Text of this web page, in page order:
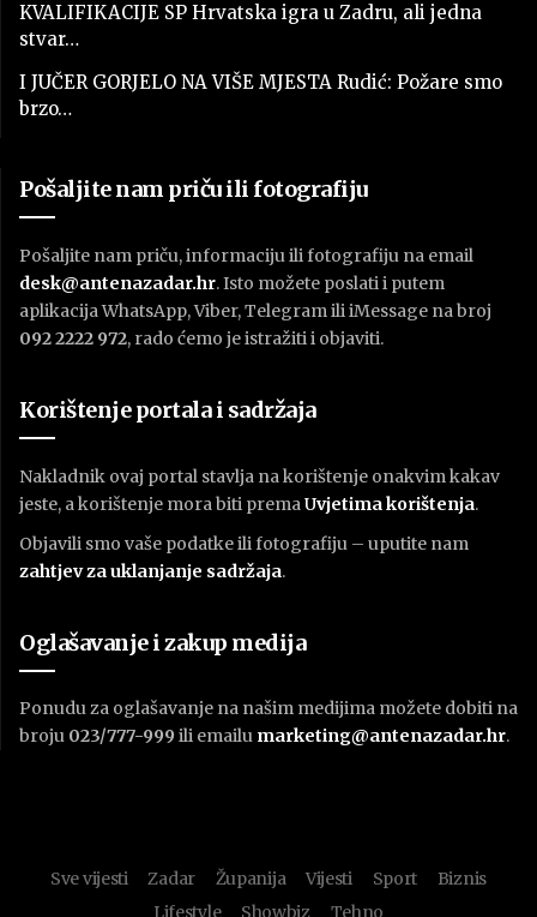
KVALIFIKACIJE SP Hrvatska igra u Zadru, ali jedna
stvar…
I JUČER GORJELO NA VIŠE MJESTA Rudić: Požare smo
brzo…
Pošaljite nam priču ili fotografiju
Pošaljite nam priču, informaciju ili fotografiju na email
desk@antenazadar.hr. Isto možete poslati i putem
aplikacija WhatsApp, Viber, Telegram ili iMessage na broj
092 2222 972, rado ćemo je istražiti i objaviti.
Korištenje portala i sadržaja
Nakladnik ovaj portal stavlja na korištenje onakvim kakav
jeste, a korištenje mora biti prema Uvjetima korištenja.
Objavili smo vaše podatke ili fotografiju – uputite nam
zahtjev za uklanjanje sadržaja.
Oglašavanje i zakup medija
Ponudu za oglašavanje na našim medijima možete dobiti na
broju 023/777-999 ili emailu marketing@antenazadar.hr.
Sve vijesti Zadar Županija Vijesti Sport
Biznis
Lifestyle
Showbiz Tehno